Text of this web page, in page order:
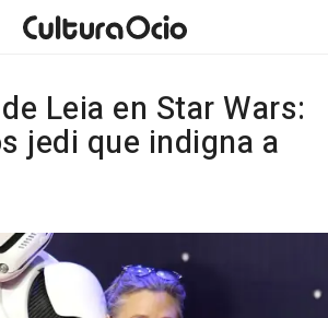
Leia en Star Wars:
jedi que indigna a